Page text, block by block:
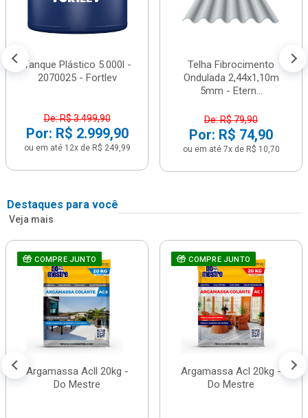
Tanque Plástico 5.000l -
2070025 - Fortlev
De: R$ 3.499,90
Por: R$ 2.999,90
ou em até 12x de R$ 249,99
Telha Fibrocimento
Ondulada 2,44x1,10m
5mm - Etern...
De: R$ 79,90
Por: R$ 74,90
ou em até 7x de R$ 10,70
Destaques para você
Veja mais
COMPRE JUNTO
Argamassa Acll 20kg -
Do Mestre
COMPRE JUNTO
Argamassa Acl 20kg -
Do Mestre